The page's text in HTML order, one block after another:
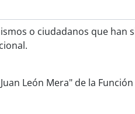
o ciudadanos que han
León Mera" de la